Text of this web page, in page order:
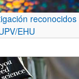
reconocidos
EHU